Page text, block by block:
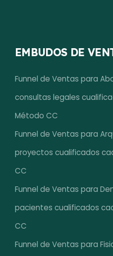
EMBUDOS DE
Funnel de Ventas para
consultas legales
Método CC
Funnel de Ventas para
proyectos cualificados
CC
Funnel de Ventas para
pacientes cualificados
CC
Funnel de Ventas para